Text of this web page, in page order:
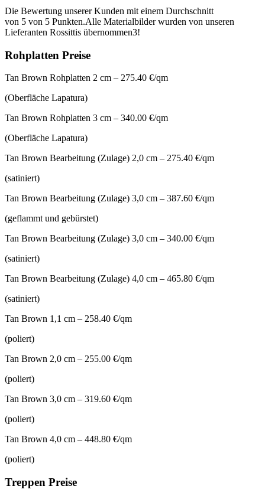
Die Bewertung unserer Kunden mit einem Durchschnitt
von 5 von 5 Punkten.Alle Materialbilder wurden von unseren
Lieferanten Rossittis übernommen3!
Rohplatten Preise
Tan Brown Rohplatten 2 cm – 275.40 €/qm
(Oberfläche Lapatura)
Tan Brown Rohplatten 3 cm – 340.00 €/qm
(Oberfläche Lapatura)
Tan Brown Bearbeitung (Zulage) 2,0 cm – 275.40 €/qm
(satiniert)
Tan Brown Bearbeitung (Zulage) 3,0 cm – 387.60 €/qm
(geflammt und gebürstet)
Tan Brown Bearbeitung (Zulage) 3,0 cm – 340.00 €/qm
(satiniert)
Tan Brown Bearbeitung (Zulage) 4,0 cm – 465.80 €/qm
(satiniert)
Tan Brown 1,1 cm – 258.40 €/qm
(poliert)
Tan Brown 2,0 cm – 255.00 €/qm
(poliert)
Tan Brown 3,0 cm – 319.60 €/qm
(poliert)
Tan Brown 4,0 cm – 448.80 €/qm
(poliert)
Treppen Preise